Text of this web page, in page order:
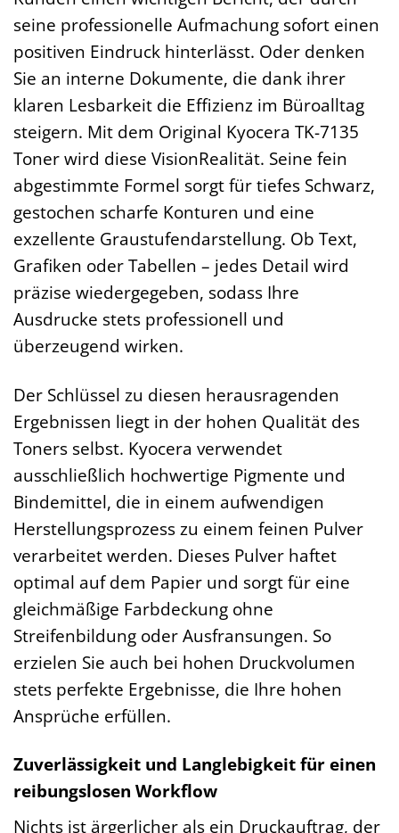
seine professionelle Aufmachung sofort einen
positiven Eindruck hinterlässt. Oder denken
Sie an interne Dokumente, die dank ihrer
klaren Lesbarkeit die Effizienz im Büroalltag
steigern. Mit dem Original Kyocera TK-7135
Toner wird diese VisionRealität. Seine fein
abgestimmte Formel sorgt für tiefes Schwarz,
gestochen scharfe Konturen und eine
exzellente Graustufendarstellung. Ob Text,
Grafiken oder Tabellen – jedes Detail wird
präzise wiedergegeben, sodass Ihre
Ausdrucke stets professionell und
überzeugend wirken.
Der Schlüssel zu diesen herausragenden
Ergebnissen liegt in der hohen Qualität des
Toners selbst. Kyocera verwendet
ausschließlich hochwertige Pigmente und
Bindemittel, die in einem aufwendigen
Herstellungsprozess zu einem feinen Pulver
verarbeitet werden. Dieses Pulver haftet
optimal auf dem Papier und sorgt für eine
gleichmäßige Farbdeckung ohne
Streifenbildung oder Ausfransungen. So
erzielen Sie auch bei hohen Druckvolumen
stets perfekte Ergebnisse, die Ihre hohen
Ansprüche erfüllen.
Zuverlässigkeit und Langlebigkeit für einen
reibungslosen Workflow
Nichts ist ärgerlicher als ein Druckauftrag, der